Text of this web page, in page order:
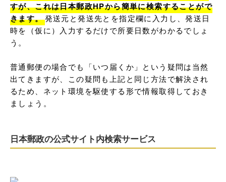
すが、これは日本郵政HPから簡単に検索することがで
きます。発送元と発送先とを指定欄に入力し、発送日
時を（仮に）入力するだけで所要日数がわかるでしょ
う。
普通郵便の場合でも「いつ届くか」という疑問は当然
出てきますが、この疑問も上記と同じ方法で解決され
るため、ネット環境を駆使する形で情報取得しておき
ましょう。
日本郵政の公式サイト内検索サービス